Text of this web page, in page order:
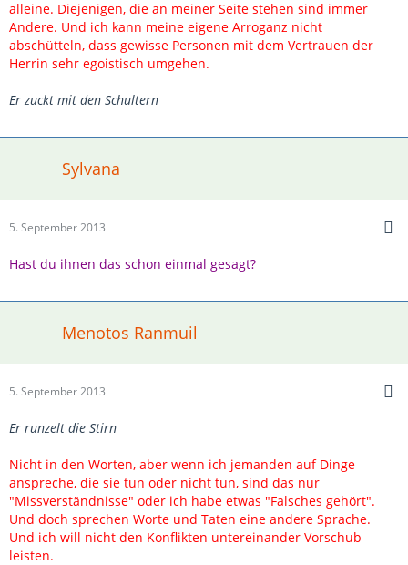
alleine. Diejenigen, die an meiner Seite stehen sind immer
Andere. Und ich kann meine eigene Arroganz nicht
abschütteln, dass gewisse Personen mit dem Vertrauen der
Herrin sehr egoistisch umgehen.
Er zuckt mit den Schultern
Sylvana
5. September 2013
Hast du ihnen das schon einmal gesagt?
Menotos Ranmuil
5. September 2013
Er runzelt die Stirn
Nicht in den Worten, aber wenn ich jemanden auf Dinge
anspreche, die sie tun oder nicht tun, sind das nur
"Missverständnisse" oder ich habe etwas "Falsches gehört".
Und doch sprechen Worte und Taten eine andere Sprache.
Und ich will nicht den Konflikten untereinander Vorschub
leisten.